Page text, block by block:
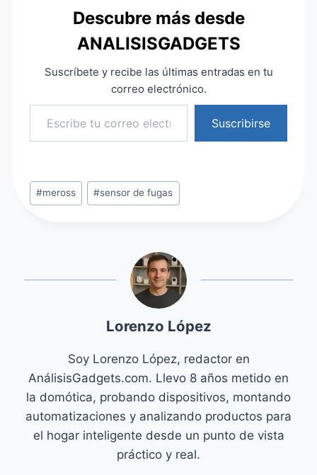
Descubre más desde
ANALISISGADGETS
Suscríbete y recibe las últimas entradas en tu
correo electrónico.
Escribe tu correo electrónico…
Suscribirse
Etiquetas
de
#meross #sensor de fugas
Lorenzo López
Soy Lorenzo López, redactor en
AnálisisGadgets.com. Llevo 8 años metido en
la domótica, probando dispositivos, montando
automatizaciones y analizando productos para
el hogar inteligente desde un punto de vista
práctico y real.